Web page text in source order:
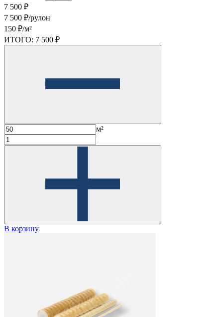
7 500 ₽
7 500 ₽/рулон
150 ₽/м²
ИТОГО: 7 500 ₽
м²
В корзину